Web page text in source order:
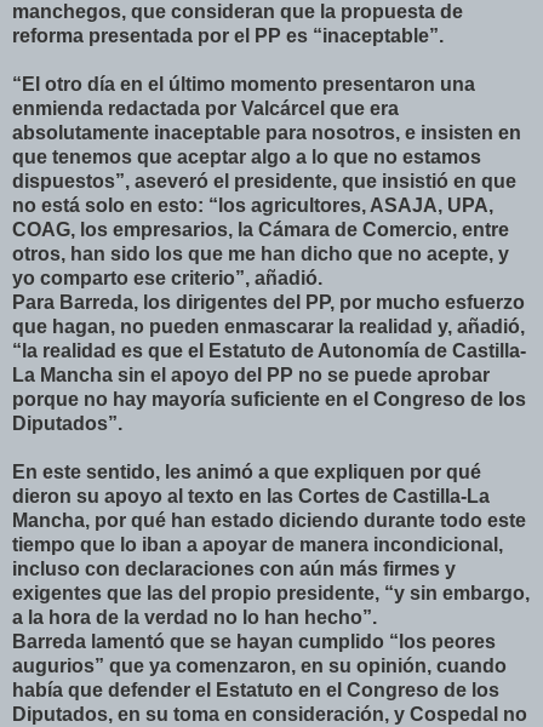
manchegos, que consideran que la propuesta de
reforma presentada por el PP es “inaceptable”.
“El otro día en el último momento presentaron una
enmienda redactada por Valcárcel que era
absolutamente inaceptable para nosotros, e insisten en
que tenemos que aceptar algo a lo que no estamos
dispuestos”, aseveró el presidente, que insistió en que
no está solo en esto: “los agricultores, ASAJA, UPA,
COAG, los empresarios, la Cámara de Comercio, entre
otros, han sido los que me han dicho que no acepte, y
yo comparto ese criterio”, añadió.
Para Barreda, los dirigentes del PP, por mucho esfuerzo
que hagan, no pueden enmascarar la realidad y, añadió,
“la realidad es que el Estatuto de Autonomía de Castilla-
La Mancha sin el apoyo del PP no se puede aprobar
porque no hay mayoría suficiente en el Congreso de los
Diputados”.
En este sentido, les animó a que expliquen por qué
dieron su apoyo al texto en las Cortes de Castilla-La
Mancha, por qué han estado diciendo durante todo este
tiempo que lo iban a apoyar de manera incondicional,
incluso con declaraciones con aún más firmes y
exigentes que las del propio presidente, “y sin embargo,
a la hora de la verdad no lo han hecho”.
Barreda lamentó que se hayan cumplido “los peores
augurios” que ya comenzaron, en su opinión, cuando
había que defender el Estatuto en el Congreso de los
Diputados, en su toma en consideración, y Cospedal no